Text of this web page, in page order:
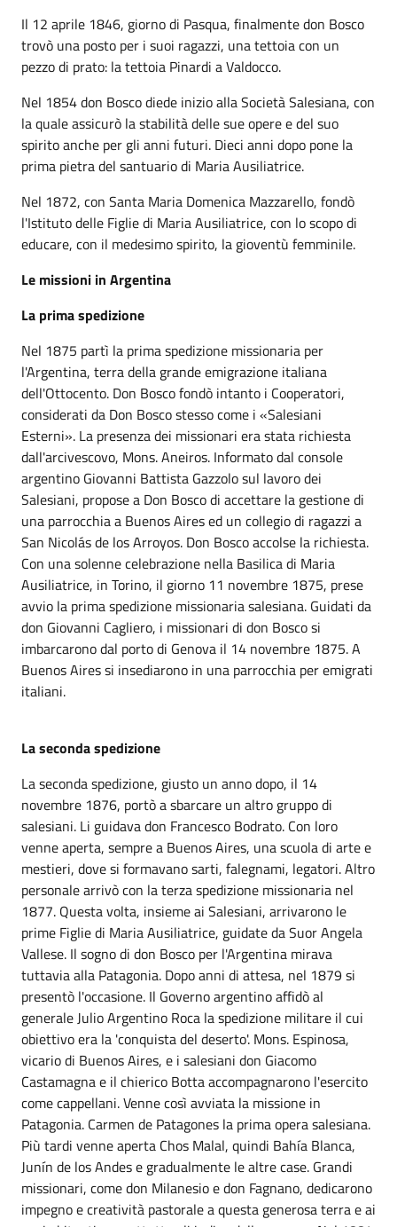
Il 12 aprile 1846, giorno di Pasqua, finalmente don Bosco
trovò una posto per i suoi ragazzi, una tettoia con un
pezzo di prato: la tettoia Pinardi a Valdocco.
Nel 1854 don Bosco diede inizio alla Società Salesiana, con
la quale assicurò la stabilità delle sue opere e del suo
spirito anche per gli anni futuri. Dieci anni dopo pone la
prima pietra del santuario di Maria Ausiliatrice.
Nel 1872, con Santa Maria Domenica Mazzarello, fondò
l'Istituto delle Figlie di Maria Ausiliatrice, con lo scopo di
educare, con il medesimo spirito, la gioventù femminile.
Le missioni in Argentina
La prima spedizione
Nel 1875 partì la prima spedizione missionaria per
l'Argentina, terra della grande emigrazione italiana
dell'Ottocento. Don Bosco fondò intanto i Cooperatori,
considerati da Don Bosco stesso come i «Salesiani
Esterni». La presenza dei missionari era stata richiesta
dall'arcivescovo, Mons. Aneiros. Informato dal console
argentino Giovanni Battista Gazzolo sul lavoro dei
Salesiani, propose a Don Bosco di accettare la gestione di
una parrocchia a Buenos Aires ed un collegio di ragazzi a
San Nicolás de los Arroyos. Don Bosco accolse la richiesta.
Con una solenne celebrazione nella Basilica di Maria
Ausiliatrice, in Torino, il giorno 11 novembre 1875, prese
avvio la prima spedizione missionaria salesiana. Guidati da
don Giovanni Cagliero, i missionari di don Bosco si
imbarcarono dal porto di Genova il 14 novembre 1875. A
Buenos Aires si insediarono in una parrocchia per emigrati
italiani.
La seconda spedizione
La seconda spedizione, giusto un anno dopo, il 14
novembre 1876, portò a sbarcare un altro gruppo di
salesiani. Li guidava don Francesco Bodrato. Con loro
venne aperta, sempre a Buenos Aires, una scuola di arte e
mestieri, dove si formavano sarti, falegnami, legatori. Altro
personale arrivò con la terza spedizione missionaria nel
1877. Questa volta, insieme ai Salesiani, arrivarono le
prime Figlie di Maria Ausiliatrice, guidate da Suor Angela
Vallese. Il sogno di don Bosco per l'Argentina mirava
tuttavia alla Patagonia. Dopo anni di attesa, nel 1879 si
presentò l'occasione. Il Governo argentino affidò al
generale Julio Argentino Roca la spedizione militare il cui
obiettivo era la 'conquista del deserto'. Mons. Espinosa,
vicario di Buenos Aires, e i salesiani don Giacomo
Castamagna e il chierico Botta accompagnarono l'esercito
come cappellani. Venne così avviata la missione in
Patagonia. Carmen de Patagones la prima opera salesiana.
Più tardi venne aperta Chos Malal, quindi Bahía Blanca,
Junín de los Andes e gradualmente le altre case. Grandi
missionari, come don Milanesio e don Fagnano, dedicarono
impegno e creatività pastorale a questa generosa terra e ai